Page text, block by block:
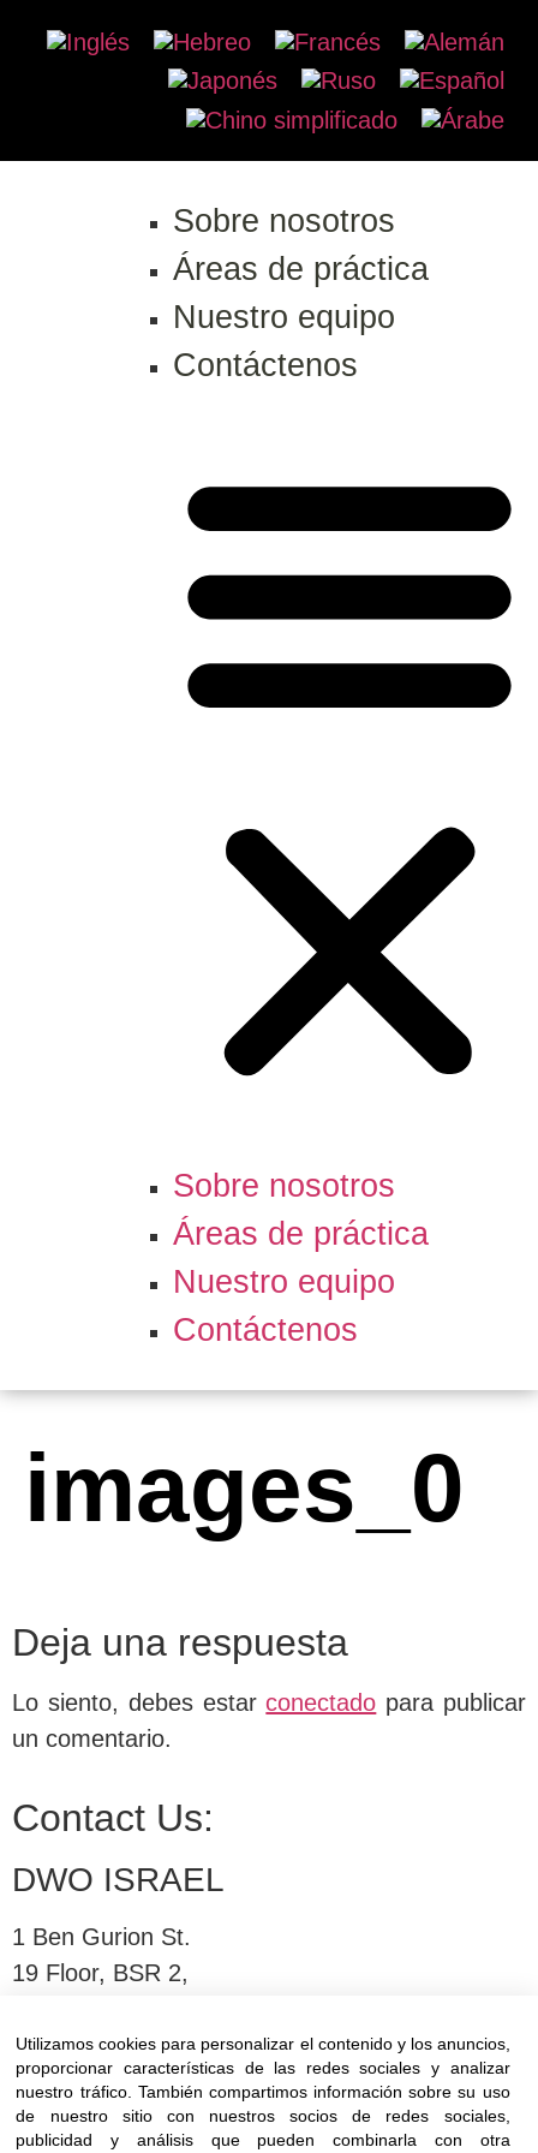
Sobre nosotros
Áreas de práctica
Nuestro equipo
Contáctenos
Sobre nosotros
Áreas de práctica
Nuestro equipo
Contáctenos
images_0
Deja una respuesta
Lo siento, debes estarconectado para publicar
un comentario.
Contact Us:
DWO ISRAEL
1 Ben Gurion St.
19 Floor, BSR 2,
T:03-6005572| F: 03-6005531
E:
office@dwo.co.il
Utilizamos cookies para personalizar el contenido y los anuncios,
proporcionar características de las redes sociales y analizar
nuestro tráfico. También compartimos información sobre su uso
de nuestro sitio con nuestros socios de redes sociales,
publicidad y análisis que pueden combinarla con otra